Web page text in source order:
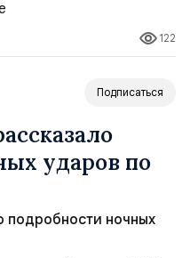
(2001–2006
Комоедов,
флотом ВМФ России
122
Подписаться
ударов по
подробности ночных